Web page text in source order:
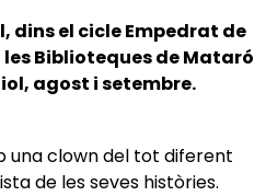
dins el cicle Empedrat de
Biblioteques de Mataró
agost i setembre.
una clown del tot diferent
de les seves històries.